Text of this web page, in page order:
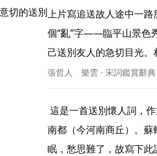
切的送別上片寫追送故人途中一路
個“亂”字——臨平山景色
己送別友人的急切目光。
張哲人 樂雲 · 宋詞鑑賞辭典
南都（今河南商丘）。
眠，愁思難了，故寫下此